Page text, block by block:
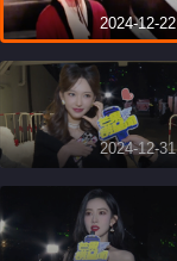
2024-12-22
2024-12-31